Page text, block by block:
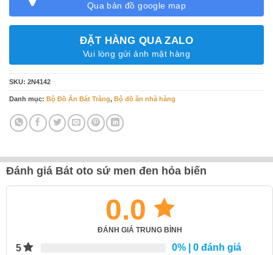
Qua bản đồ google map
ĐẶT HÀNG QUA ZALO
Vui lòng gửi ảnh mặt hàng
SKU: 2N4142
Danh mục: Bộ Đồ Ăn Bát Tràng, Bộ đồ ăn nhà hàng
Đánh giá Bát oto sứ men đen hỏa biến
0.0
ĐÁNH GIÁ TRUNG BÌNH
5 0% | 0 đánh giá